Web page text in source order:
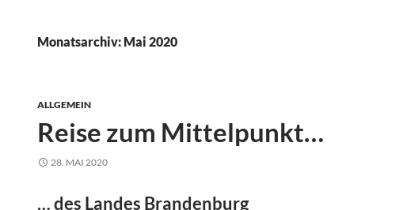
Monatsarchiv: Mai 2020
ALLGEMEIN
Reise zum Mittelpunkt…
28. MAI 2020
… des Landes Brandenburg